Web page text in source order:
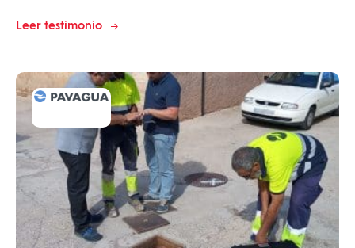
Leer testimonio